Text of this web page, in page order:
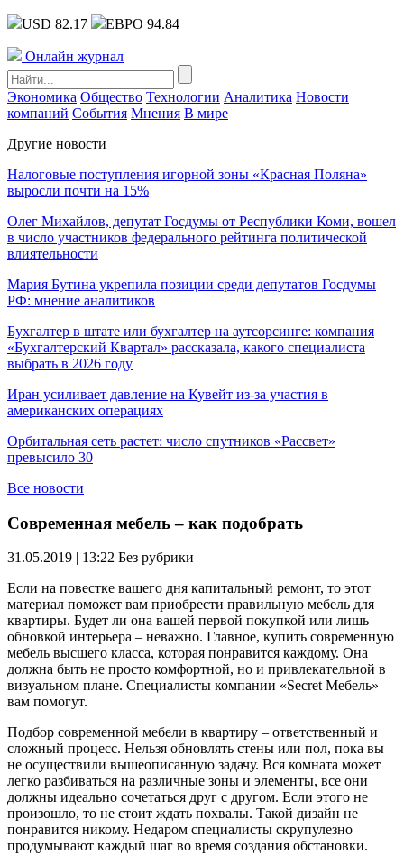
USD 82.17 ЕВРО 94.84
Онлайн журнал
Экономика Общество Технологии Аналитика Новости
компаний События Мнения В мире
Другие новости
Налоговые поступления игорной зоны «Красная Поляна»
выросли почти на 15%
Олег Михайлов, депутат Госдумы от Республики Коми, вошел
в число участников федерального рейтинга политической
влиятельности
Мария Бутина укрепила позиции среди депутатов Госдумы
РФ: мнение аналитиков
Бухгалтер в штате или бухгалтер на аутсорсинге: компания
«Бухгалтерский Квартал» рассказала, какого специалиста
выбрать в 2026 году
Иран усиливает давление на Кувейт из-за участия в
американских операциях
Орбитальная сеть растет: число спутников «Рассвет»
превысило 30
Все новости
Современная мебель – как подобрать
31.05.2019 | 13:22 Без рубрики
Если на повестке вашего дня капитальный ремонт, то этот
материал поможет вам приобрести правильную мебель для
квартиры. Будет ли она вашей первой покупкой или лишь
обновкой интерьера – неважно. Главное, купить современную
мебель высшего класса, которая понравится каждому. Она
должна быть не просто комфортной, но и привлекательной в
визуальном плане. Специалисты компании «Secret Мебель»
вам помогут.
Подбор современной мебели в квартиру – ответственный и
сложный процесс. Нельзя обновлять стены или пол, пока вы
не осуществили вышеописанную задачу. Вся комната может
легко разбиваться на различные зоны и элементы, все они
должны идеально сочетаться друг с другом. Если этого не
произошло, то не стоит ждать похвалы. Такой дизайн не
понравится никому. Недаром специалисты скрупулезно
продумывают каждый шаг во время создания обстановки.